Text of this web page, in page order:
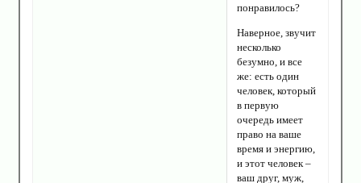
понравилось?
Наверное, звучит
несколько
безумно, и все
же: есть один
человек, который
в первую
очередь имеет
право на ваше
время и энергию,
и этот человек –
ваш друг, муж,